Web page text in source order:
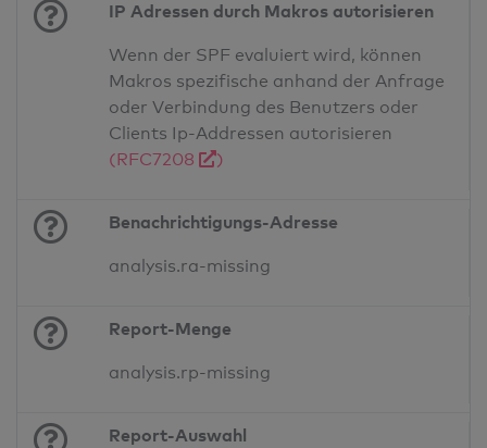
IP Adressen durch Makros autorisieren
Wenn der SPF evaluiert wird, können
Makros spezifische anhand der Anfrage
oder Verbindung des Benutzers oder
Clients Ip-Addressen autorisieren
(RFC7208
)
Benachrichtigungs-Adresse
analysis.ra-missing
Report-Menge
analysis.rp-missing
Report-Auswahl